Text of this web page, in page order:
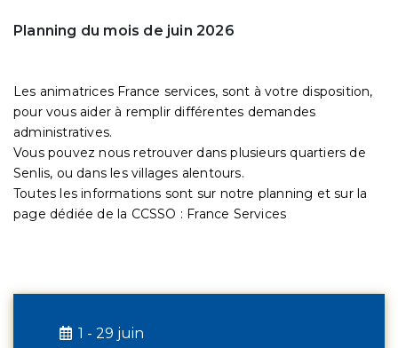
Planning du mois de juin 2026
Les animatrices France services, sont à votre disposition,
pour vous aider à remplir différentes demandes
administratives.
Vous pouvez nous retrouver dans plusieurs quartiers de
Senlis, ou dans les villages alentours.
Toutes les informations sont sur notre planning et sur la
page dédiée de la CCSSO : France Services
1 - 29 juin